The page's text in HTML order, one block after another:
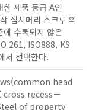
제품 등급 A인
접시머리 스크루 의
수록되지 않은
261, ISO888, KS
서 선택한다.
head
recess－
of property